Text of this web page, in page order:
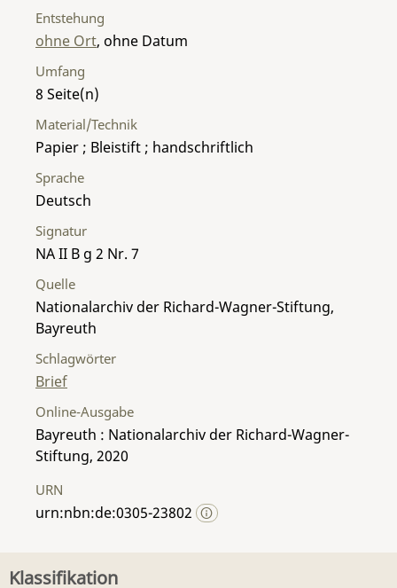
Entstehung
ohne Ort, ohne Datum
Umfang
8
Material/Technik
Papier ; Bleistift ; handschriftlich
Sprache
Deutsch
Signatur
NA II B g 2 Nr. 7
Quelle
Nationalarchiv der Richard-Wagner-Stiftung,
Bayreuth
Schlagwörter
Brief
Online-Ausgabe
Bayreuth : Nationalarchiv der Richard-Wagner-
Stiftung, 2020
URN
urn:nbn:de:0305-23802
Klassifikation